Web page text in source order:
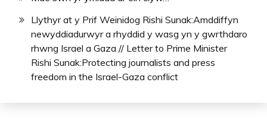
Llythyr at y Prif Weinidog Rishi Sunak:Amddiffyn
newyddiadurwyr a rhyddid y wasg yn y gwrthdaro
rhwng Israel a Gaza // Letter to Prime Minister
Rishi Sunak:Protecting journalists and press
freedom in the Israel-Gaza conflict